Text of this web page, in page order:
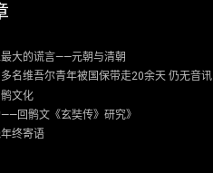
大的谎言——元朝与清朝
名维吾尔青年被国保带走20余天 仍无音讯
文化
回鹘文《玄奘传》研究》
终寄语